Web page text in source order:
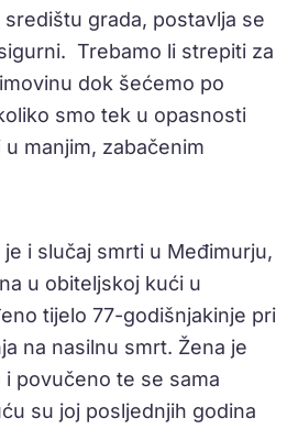
grada, postavlja se
Trebamo li strepiti za
dok šećemo po
smo tek u opasnosti
manjim, zabačenim
i slučaj smrti u Međimurju,
u obiteljskoj kući u
tijelo 77-godišnjakinje pri
na nasilnu smrt. Žena je
i povučeno te se sama
su joj posljednjih godina